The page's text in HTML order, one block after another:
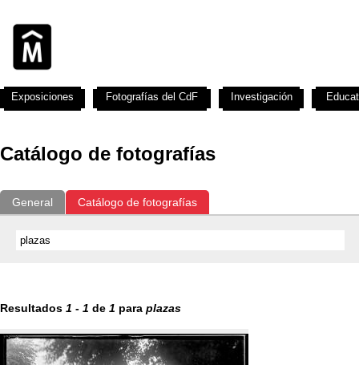
Catálogo de fotografías
General Catálogo de fotografías
Resultados 1 - 1 de 1 para plazas
Exposiciones Fotografías del CdF Investigación